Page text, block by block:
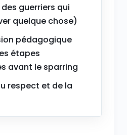
guerriers qui
quelque chose)
pédagogique
étapes
avant le sparring
respect et de la